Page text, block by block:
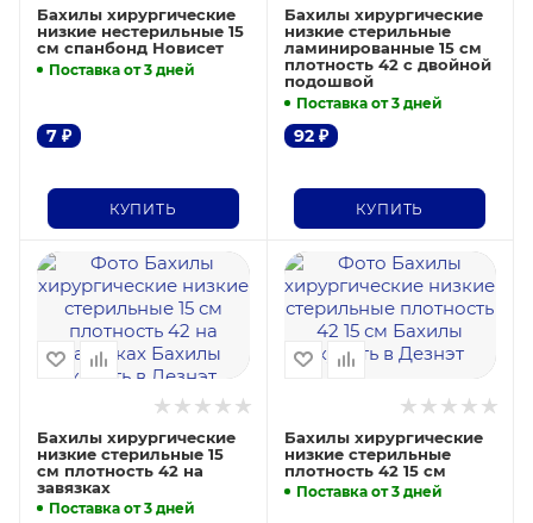
Бахилы хирургические
низкие нестерильные 15
см спанбонд Новисет
Поставка от 3 дней
7 ₽
КУПИТЬ
Бахилы хирургические
низкие стерильные
ламинированные 15 см
плотность 42 с двойной
подошвой
Поставка от 3 дней
92₽
КУПИТЬ
Бахилы хирургические
низкие стерильные 15
см плотность 42 на
завязках
Поставка от 3 дней
Бахилы хирургические
низкие стерильные
плотность 42 15 см
Поставка от 3 дней